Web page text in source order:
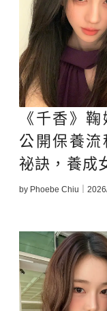
《千香》
公開保養
祕訣，養成
by Phoebe Chiu｜